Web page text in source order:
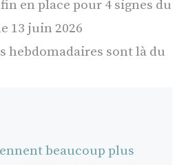
en place pour 4 signes du
13 juin 2026
hebdomadaires sont là du
beaucoup plus